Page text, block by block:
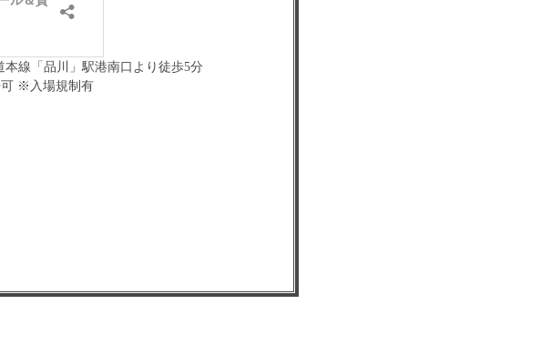
線「品川」駅港南口より徒歩5分
可 ※入場規制有
、各種ポイントカードはご利用いただけ